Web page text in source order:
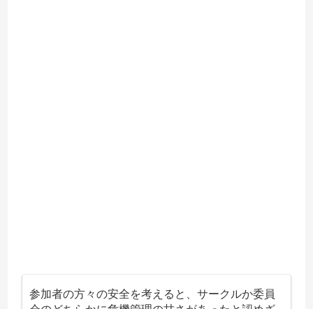
参加者の方々の安全を考えると、サークルか委員